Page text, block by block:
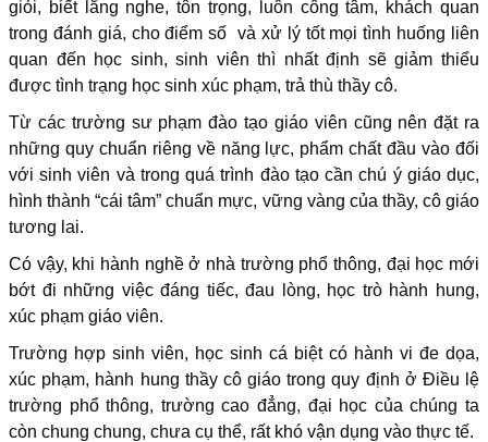
giỏi, biết lắng nghe, tôn trọng, luôn công tâm, khách quan
trong đánh giá, cho điểm số và xử lý tốt mọi tình huống liên
quan đến học sinh, sinh viên thì nhất định sẽ giảm thiểu
được tình trạng học sinh xúc phạm, trả thù thầy cô.
Từ các trường sư phạm đào tạo giáo viên cũng nên đặt ra
những quy chuẩn riêng về năng lực, phẩm chất đầu vào đối
với sinh viên và trong quá trình đào tạo cần chú ý giáo dục,
hình thành “cái tâm” chuẩn mực, vững vàng của thầy, cô giáo
tương lai.
Có vậy, khi hành nghề ở nhà trường phổ thông, đại học mới
bớt đi những việc đáng tiếc, đau lòng, học trò hành hung,
xúc phạm giáo viên.
Trường hợp sinh viên, học sinh cá biệt có hành vi đe dọa,
xúc phạm, hành hung thầy cô giáo trong quy định ở Điều lệ
trường phổ thông, trường cao đẳng, đại học của chúng ta
còn chung chung, chưa cụ thể, rất khó vận dụng vào thực tế.